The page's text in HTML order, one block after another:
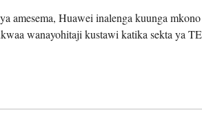
amesema, Huawei inalenga kuunga
wanayohitaji kustawi katika sekta ya